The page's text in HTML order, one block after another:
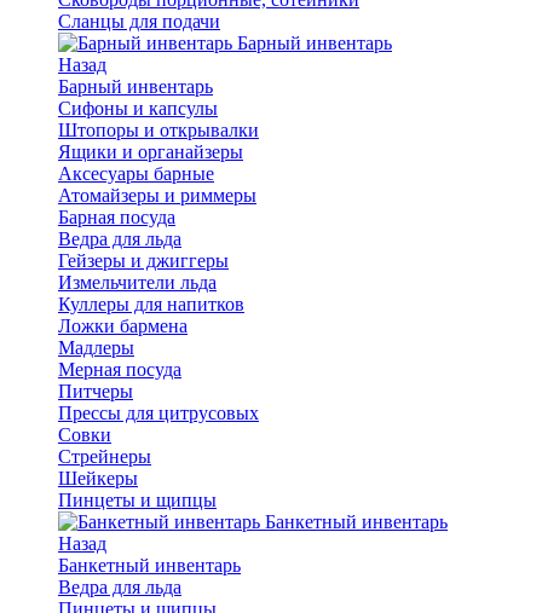
Сланцы для подачи
Барный инвентарь
Назад
Барный инвентарь
Сифоны и капсулы
Штопоры и открывалки
Ящики и органайзеры
Аксесуары барные
Атомайзеры и риммеры
Барная посуда
Ведра для льда
Гейзеры и джиггеры
Измельчители льда
Куллеры для напитков
Ложки бармена
Мадлеры
Мерная посуда
Питчеры
Прессы для цитрусовых
Совки
Стрейнеры
Шейкеры
Пинцеты и щипцы
Банкетный инвентарь
Назад
Банкетный инвентарь
Ведра для льда
Пинцеты и щипцы